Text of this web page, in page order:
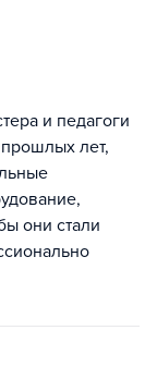
и педагоги
лет,
они стали